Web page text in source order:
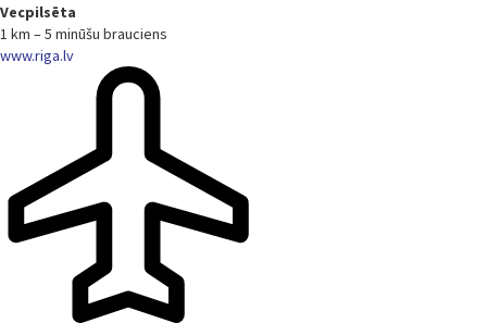
Vecpilsēta
1 km – 5 minūšu brauciens
www.riga.lv